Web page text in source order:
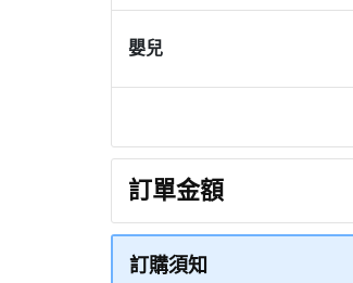
嬰兒
訂單金額
訂購須知